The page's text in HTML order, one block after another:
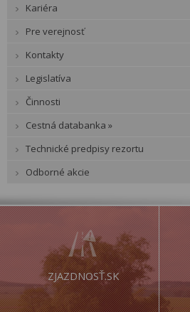
Kariéra
Pre verejnosť
Kontakty
Legislatíva
Činnosti
Cestná databanka »
Technické predpisy rezortu
Odborné akcie
ZJAZDNOSŤ.SK